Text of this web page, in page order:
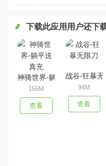
下载此应用用户还下
神骑世界-躺平送真充
156M
查看
战谷-狂暴无
94M
查看